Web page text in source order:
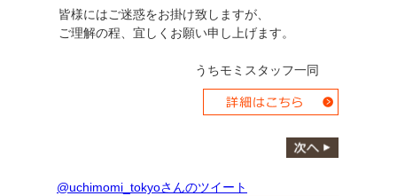
皆様にはご迷惑をお掛け致しますが、
ご理解の程、宜しくお願い申し上げます。
うちモミスタッフ一同
@uchimomi_tokyoさんのツイート